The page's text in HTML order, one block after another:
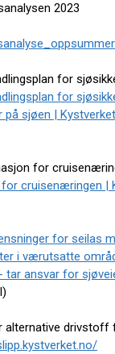
2023
for
for
sjøen |
for
cruisenæringen |
for seilas
i værutsatte
tar ansvar for
alternative drivstoff